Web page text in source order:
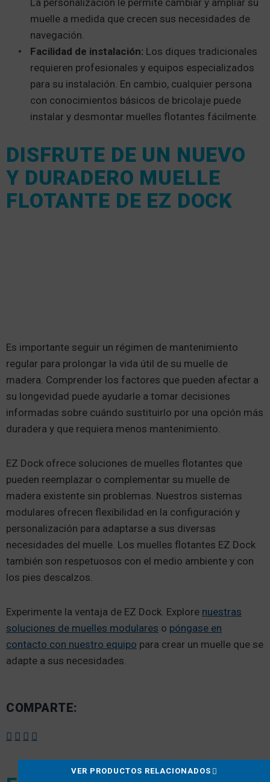
La personalización le permite cambiar y ampliar su
muelle a medida que crecen sus necesidades de
navegación.
Facilidad de instalación: Los diques tradicionales
requieren profesionales y equipos especializados
para su instalación. En cambio, cualquier persona
con conocimientos básicos de bricolaje puede
instalar y desmontar muelles flotantes fácilmente.
DISFRUTE DE UN NUEVO
Y DURADERO MUELLE
FLOTANTE DE EZ DOCK
Es importante seguir un régimen de mantenimiento
regular para prolongar la vida útil de su muelle de
madera. Comprender los factores que pueden afectar a
su longevidad puede ayudarle a tomar decisiones
informadas sobre cuándo sustituirlo por una opción más
duradera y que requiera menos mantenimiento.
EZ Dock ofrece soluciones de muelles flotantes que
pueden reemplazar o complementar su muelle de
madera existente sin problemas. Nuestros sistemas
modulares ofrecen flexibilidad en la configuración y
personalización para adaptarse a sus diversas
necesidades del muelle. Los muelles flotantes EZ Dock
también son respetuosos con el medio ambiente y con
los pies descalzos.
Experimente la ventaja de EZ Dock. Explore nuestras
soluciones de muelles modulares o póngase en
contacto con nuestro equipo para crear un muelle que se
adapte a sus necesidades.
COMPARTE:
VER PRODUCTOS RELACIONADOS